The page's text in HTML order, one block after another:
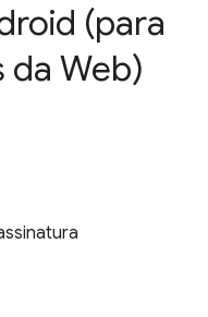
(para
Web)